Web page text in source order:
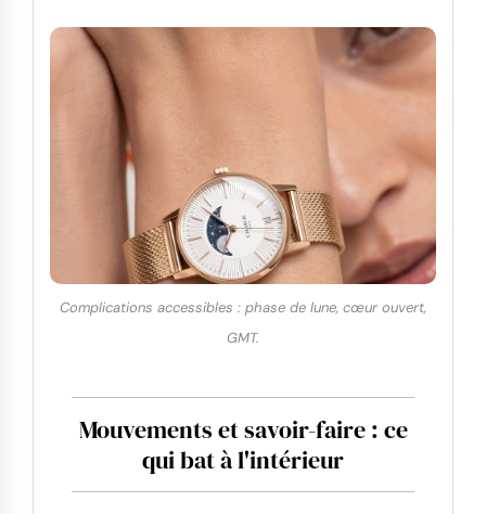
Complications accessibles : phase de lune, cœur ouvert,
GMT.
Mouvements et savoir-faire : ce
qui bat à l'intérieur